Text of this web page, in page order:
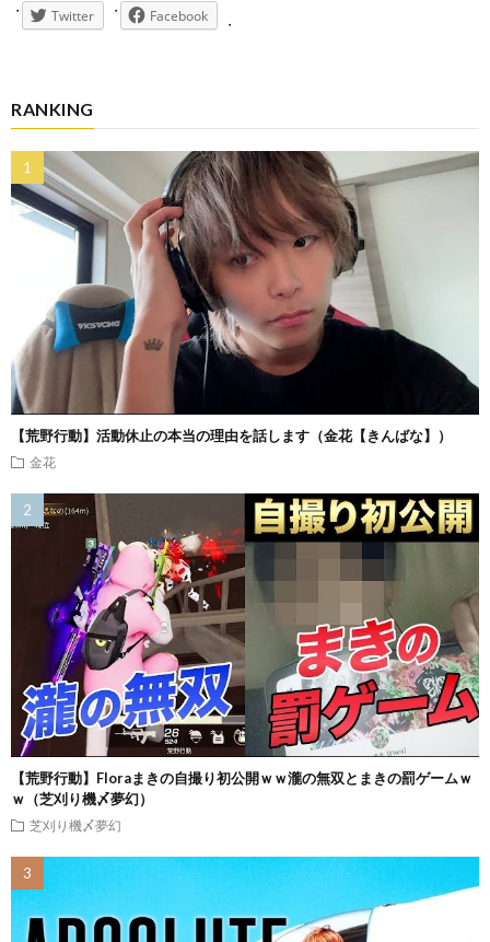
Twitter Facebook
RANKING
【荒野行動】活動休止の本当の理由を話します（金花【きんばな】）
金花
【荒野行動】Floraまきの自撮り初公開ｗｗ瀧の無双とまきの罰ゲームｗ
ｗ（芝刈り機〆夢幻）
芝刈り機〆夢幻